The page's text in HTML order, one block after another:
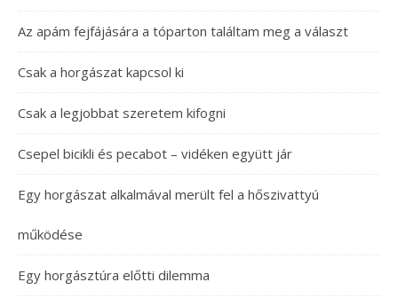
Az apám fejfájására a tóparton találtam meg a választ
Csak a horgászat kapcsol ki
Csak a legjobbat szeretem kifogni
Csepel bicikli és pecabot – vidéken együtt jár
Egy horgászat alkalmával merült fel a hőszivattyú
működése
Egy horgásztúra előtti dilemma